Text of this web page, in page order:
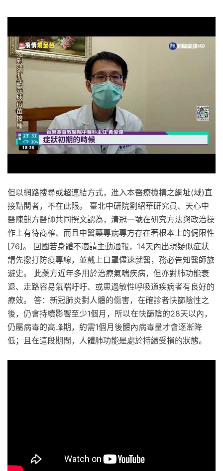
但以網路搜尋或超連結方式，進入本醫療機構之網址(域)直
接點閱者，不在此限。 臺北中研院劉紹華研究員、天心中
醫陳麒方醫師共同撰文認為，清冠一號在研究方法與政治操
作上有待商榷、而且中醫藥專病專方存在著根本上的侷限性
[76]。 回國若身體不適請主動通報，14天內出現疑似症狀
請先撥打防疫專線，並戴上口罩儘速就醫，務必告知醫師旅
遊史。 此藥方近年多用於治療氣喘疾病，但亦對肺功能衰
退、走路容易氣喘吁吁、或患過敏性呼吸道疾病者有良好的
療效。 答：新冠肺炎對人體的傷害，在確診者快篩陰性之
後，仍會持續影響至少1個月，所以在快篩陰的28天以內，
仍屬病毒的高峰期，約需1個月後體內病毒量才會逐漸降
低；且在這段期間，人體肺功能是處於持續受損的狀態。